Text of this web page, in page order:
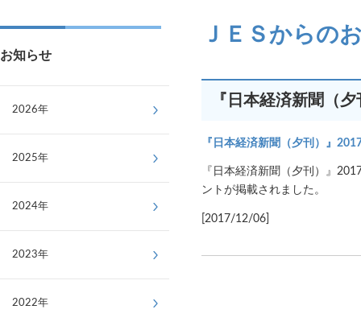
ＪＥＳからの
『日本経済新聞（
『日本経済新聞（夕刊）』
『日本経済新聞（夕刊）』
ントが掲載されました。
[2017/12/06]
お知らせ
2026年
2025年
2024年
2023年
2022年